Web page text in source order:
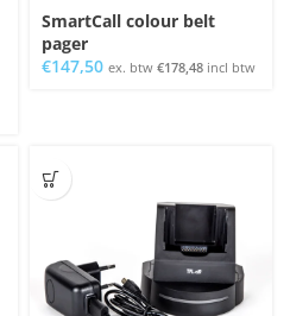
SmartCall colour belt
pager
€147,50 ex. btw €178,48 incl btw